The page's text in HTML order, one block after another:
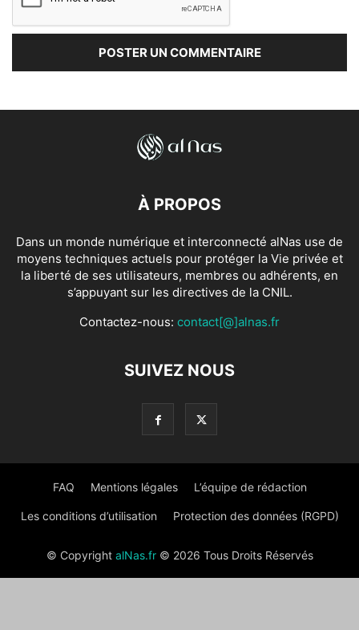
À PROPOS
Dans un monde numérique et interconnecté alNas use de
moyens techniques actuels pour protéger la Vie privée et
la liberté de ses utilisateurs, membres ou adhérents, en
s’appuyant sur les directives de la CNIL.
Contactez-nous: contact[@]alnas.fr
SUIVEZ NOUS
FAQ Mentions légales L’équipe de rédaction
Les conditions d’utilisation Protection des données (RGPD)
© Copyright alNas.fr© 2026 Tous Droits Réservés